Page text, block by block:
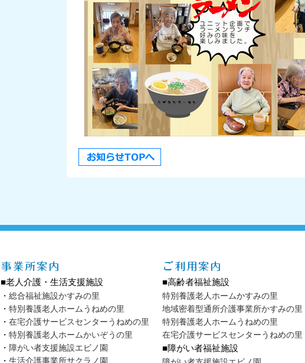
■老人介護・生活支援施設
・ 総合福祉施設かすみの里
・ 特別養護老人ホームうねめの里
・ 在宅介護サービスセンターうねめの里
・ 特別養護老人ホームかいぞうの里
・ 障がい者支援施設エビノ園
・ 生活介護事業所サクラノ園
■高齢者福祉施設
特別養護老人ホームかすみの里
地域密着型通所介護事業所かすみの里
特別養護老人ホームうねめの里
在宅介護サービスセンターうねめの里
■障がい者福祉施設